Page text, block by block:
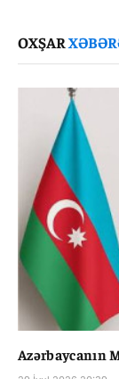
OXŞAR
Azərbaycanın